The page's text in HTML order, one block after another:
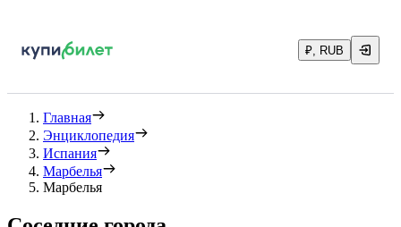
₽, RUB
Главная
Энциклопедия
Испания
Марбелья
Марбелья